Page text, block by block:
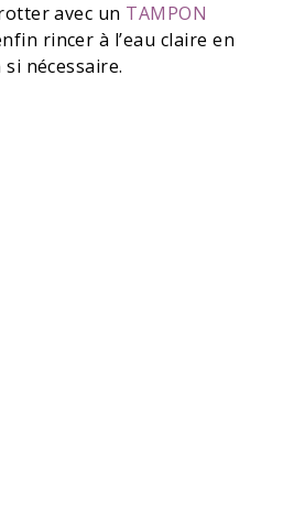
avec un TAMPON
rincer à l’eau claire en
nécessaire.